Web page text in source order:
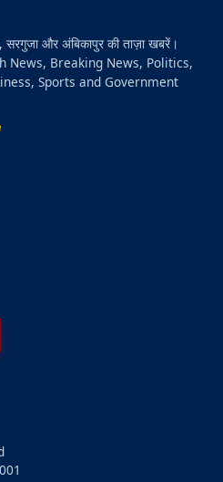
और अंबिकापुर की ताज़ा खबरें।
News, Breaking News, Politics,
Sports and Government